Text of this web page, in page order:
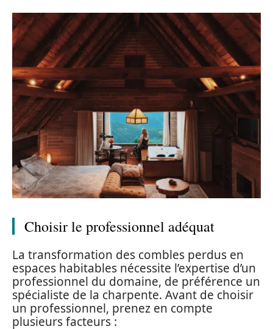
Choisir le professionnel adéquat
La transformation des combles perdus en
espaces habitables nécessite l’expertise d’un
professionnel du domaine, de préférence un
spécialiste de la charpente. Avant de choisir
un professionnel, prenez en compte
plusieurs facteurs :